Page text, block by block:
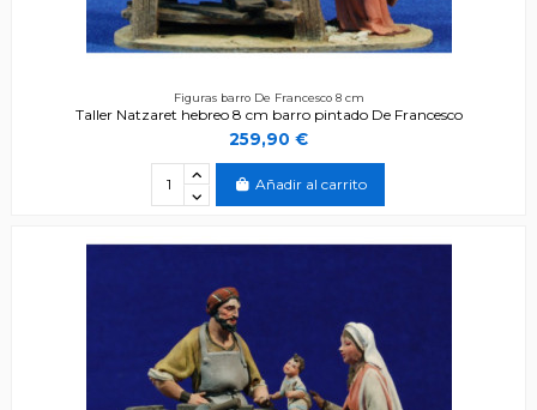
Figuras barro De Francesco 8 cm
Taller Natzaret hebreo 8 cm barro pintado De Francesco
259,90 €
Añadir al carrito